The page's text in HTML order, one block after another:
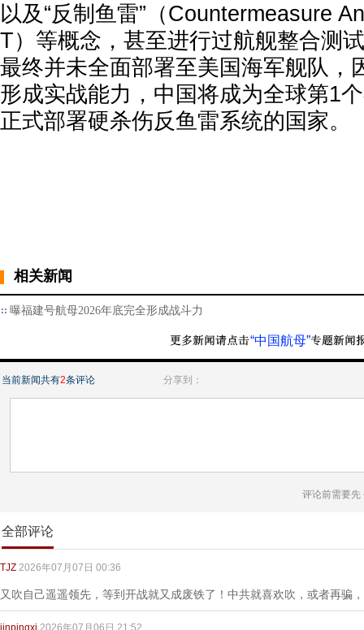
以及“反制鱼雷”（Countermeasure
T）等概念，甚至进行过航舰整合测
最终并未全面部署至美国海军舰队，
形成实战能力，中国将成为全球第1
正式部署硬杀伤反鱼雷系统的国家。
相关新闻
曝福建号航母2026年底完全形成战斗力
“中国航母”
当前新闻共有2条评论 分享到：
评论前需要先
全部评论
TJZ 2026年07月07日 00:36
又吹自己遥遥领先，等到开战就又成废铁了！中共就喜欢吹，或者再骗
jinpingxi 2026年07月06日 21:52